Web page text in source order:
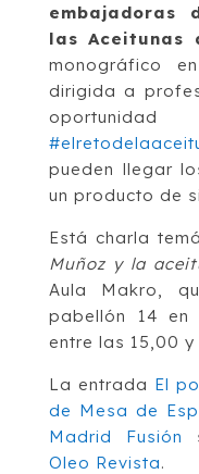
embajadoras
las Aceitunas
monográfico
dirigida a
pueden llegar
un producto de
Está charla
Muñoz y la
Aula Makro,
pabellón 14
entre las 15,00 y
La entrada El
de Mesa de
Madrid Fusión
Oleo Revista.